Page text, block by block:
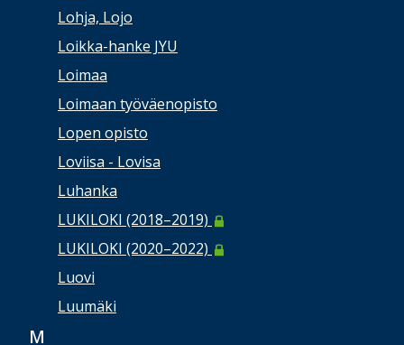
Lohja, Lojo
Loikka-hanke JYU
Loimaa
Loimaan työväenopisto
Lopen opisto
Loviisa - Lovisa
Luhanka
LUKILOKI (2018–2019)
LUKILOKI (2020–2022)
Luovi
Luumäki
M